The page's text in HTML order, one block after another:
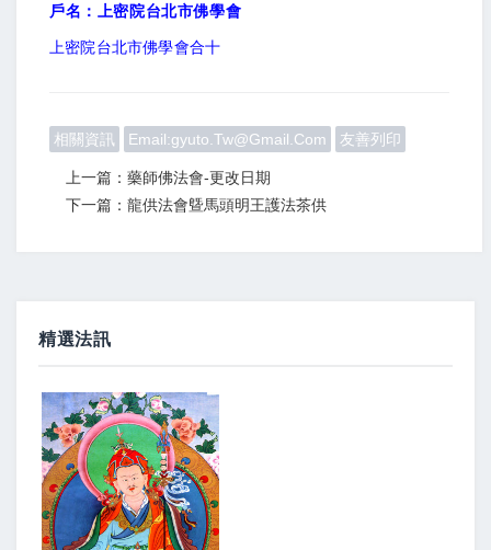
戶名：上密院台北市佛學會
上密院台北市佛學會合十
相關資訊 Email:gyuto.tw@gmail.com 友善列印
上一篇：藥師佛法會-更改日期
下一篇：龍供法會曁馬頭明王護法茶供
精選法訊